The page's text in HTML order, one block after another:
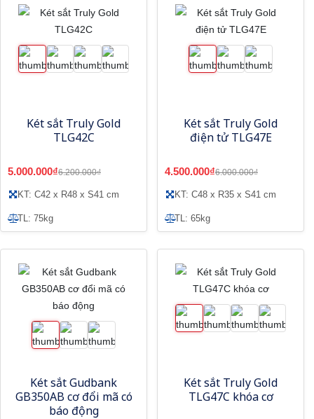
Két sắt Truly Gold
TLG42C
5.000.000₫6.200.000₫
KT: C42 x R48 x S41 cm
TL: 75kg
Két sắt Truly Gold
điện tử TLG47E
4.500.000₫6.000.000₫
KT: C48 x R35 x S41 cm
TL: 65kg
Két sắt Gudbank
GB350AB cơ đổi mã có
báo động
Két sắt Truly Gold
TLG47C khóa cơ